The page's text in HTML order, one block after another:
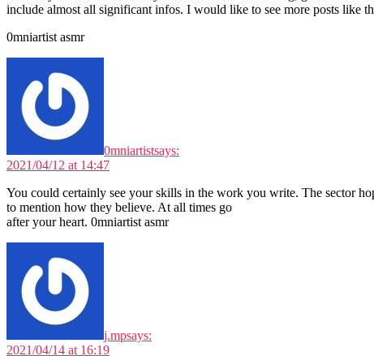
include almost all significant infos. I would like to see more posts like
0mniartist asmr
0mniartistsays:
2021/04/12 at 14:47
You could certainly see your skills in the work you write. The sector
to mention how they believe. At all times go
after your heart. 0mniartist asmr
j.mpsays:
2021/04/14 at 16:19